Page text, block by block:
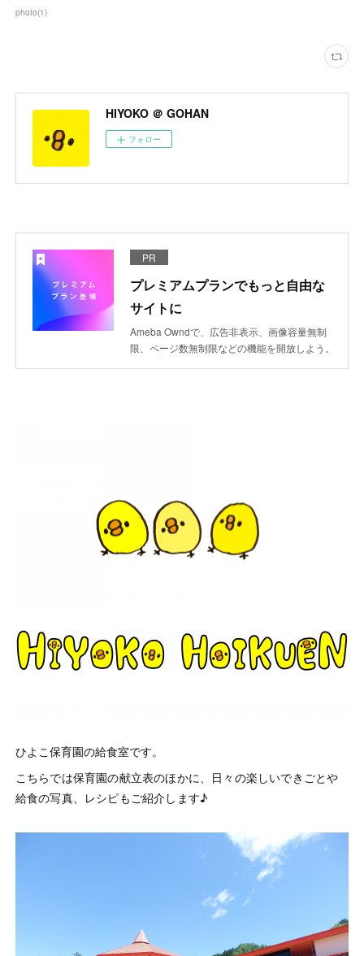
photo(1)
HIYOKO ＠ GOHAN
フォロー
PR
プレミアムプランでもっと自由な
サイトに
Ameba Owndで、広告非表示、画像容量無制
限、ページ数無制限などの機能を開放しよう。
ひよこ保育園の給食室です。
こちらでは保育園の献立表のほかに、 日々の楽しいできごとや
給食の写真、レシピもご紹介します♪